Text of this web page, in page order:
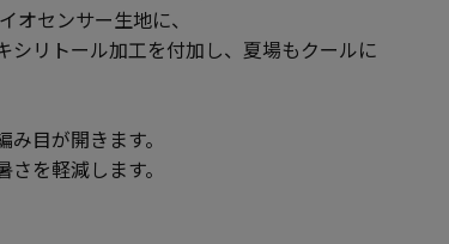
センサー生地に、
シリトール加工を付加し、夏場もクールに
目が開きます。
を軽減します。